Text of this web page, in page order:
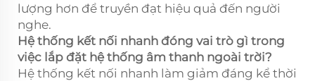
lượng hơn để truyền đạt hiệu quả đến người
nghe.
Hệ thống kết nối nhanh đóng vai trò gì trong
việc lắp đặt hệ thống âm thanh ngoài trời?
Hệ thống kết nối nhanh làm giảm đáng kể thời